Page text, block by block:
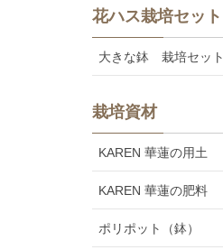
花ハス栽培セット
大きな鉢 栽培セット
栽培資材
KAREN 華蓮の用土
KAREN 華蓮の肥料
ポリポット（鉢）